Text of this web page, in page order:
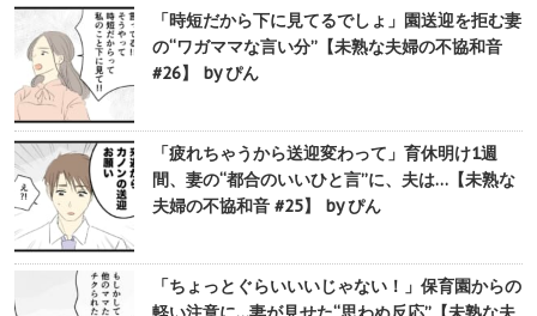
「時短だから下に見てるでしょ」園送迎を拒む妻
の“ワガママな言い分”【未熟な夫婦の不協和音
#26】 by ぴん
「疲れちゃうから送迎変わって」育休明け1週
間、妻の“都合のいいひと言”に、夫は…【未熟な
夫婦の不協和音 #25】 by ぴん
「ちょっとぐらいいいじゃない！」保育園からの